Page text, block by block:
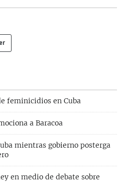
feminicidios en Cuba
a Baracoa
mientras gobierno posterga
en medio de debate sobre